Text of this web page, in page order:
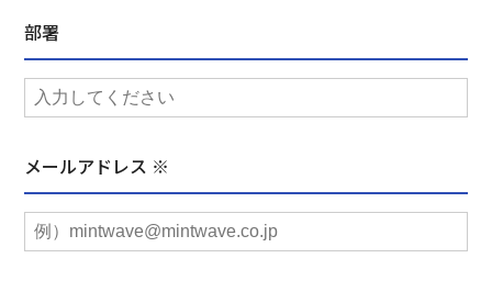
部署
メールアドレス ※